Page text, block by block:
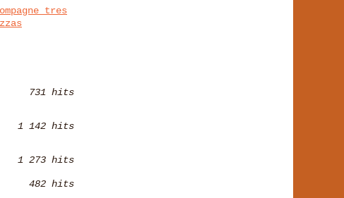
tres
731 hits
1 142 hits
1 273 hits
482 hits